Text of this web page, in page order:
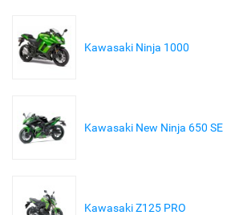
Kawasaki Ninja 1000
Kawasaki New Ninja 650 SE
Kawasaki Z125 PRO